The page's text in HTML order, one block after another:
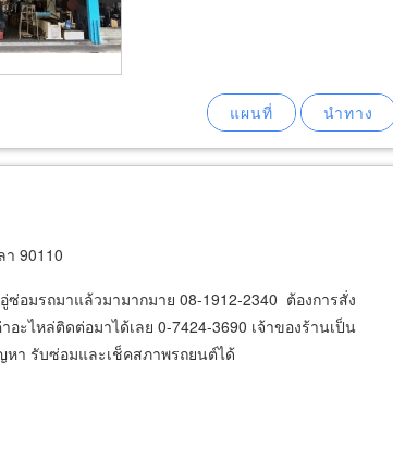
90110
อมรถมาแล้วมามากมาย 08-1912-2340 ต้องการสั่ง
ะไหล่ติดต่อมาได้เลย 0-7424-3690 เจ้าของร้านเป็น
หา รับซ่อมและเช็คสภาพรถยนต์ได้